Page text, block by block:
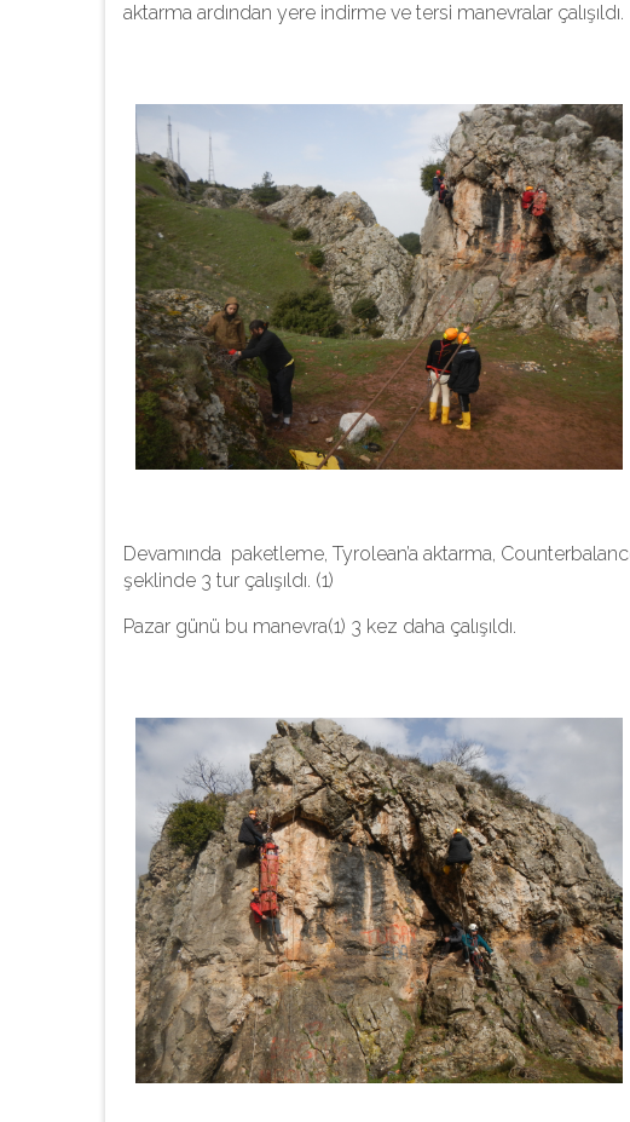
aktarma ardından yere indirme ve tersi manevralar çalışıldı.
Devamında paketleme, Tyrolean’a aktarma,
şeklinde 3 tur çalışıldı. (1)
Pazar günü bu manevra(1) 3 kez daha çalışıldı.